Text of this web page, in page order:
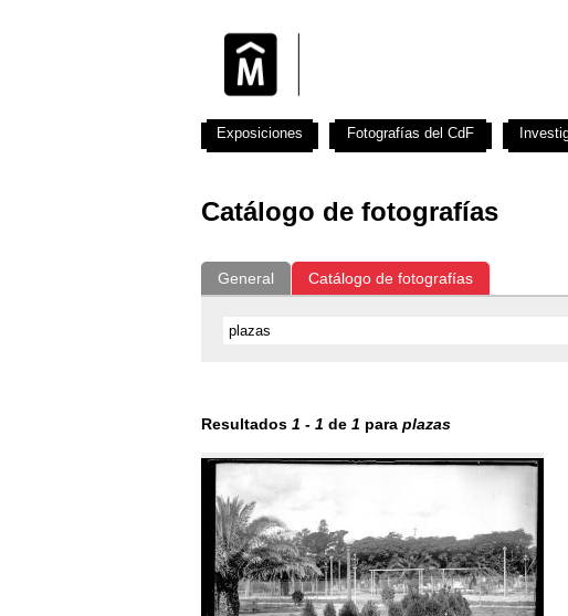
Catálogo de fotografías
General Catálogo de fotografías
Resultados 1 - 1 de 1 para plazas
Exposiciones Fotografías del CdF